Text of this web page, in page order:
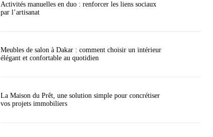
Activités manuelles en duo : renforcer les liens sociaux
par l’artisanat
Meubles de salon à Dakar : comment choisir un intérieur
élégant et confortable au quotidien
La Maison du Prêt, une solution simple pour concrétiser
vos projets immobiliers